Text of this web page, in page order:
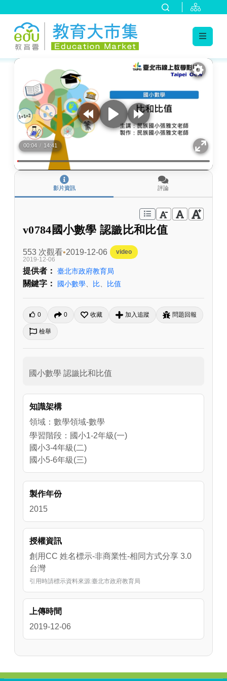
:::
00:04 / 14:41
影片資訊 評論
v0784國小數學 認識比和比值
553 次觀看 2019-12-06
video
2019-12-06
提供者： 臺北市政府教育局
關鍵字： 國小數學 比 比值
0 0 收藏 加入追蹤 問題回報
檢舉
國小數學 認識比和比值
知識架構
領域：數學領域-數學
學習階段：國小1-2年級(一)
國小3-4年級(二)
國小5-6年級(三)
製作年份
2015
授權資訊
創用CC 姓名標示-非商業性-相同方式分享 3.0
台灣
引用時請標示資料來源:臺北市政府教育局
上傳時間
2019-12-06